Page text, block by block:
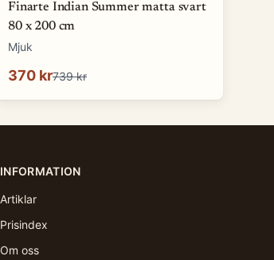
Finarte Indian Summer matta svart
80 x 200 cm
Mjuk
370 kr739 kr
INFORMATION
Artiklar
Prisindex
Om oss